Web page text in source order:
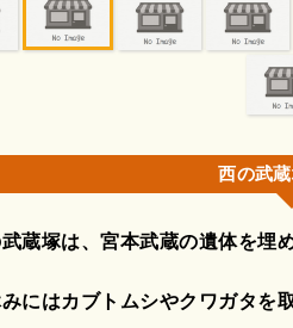
西の武
蔵塚は、宮本武蔵の遺体を埋
にはカブトムシやクワガタを